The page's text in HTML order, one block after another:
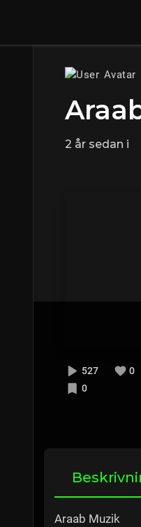
2 år sedan i
527 0
0
Araab Muzik